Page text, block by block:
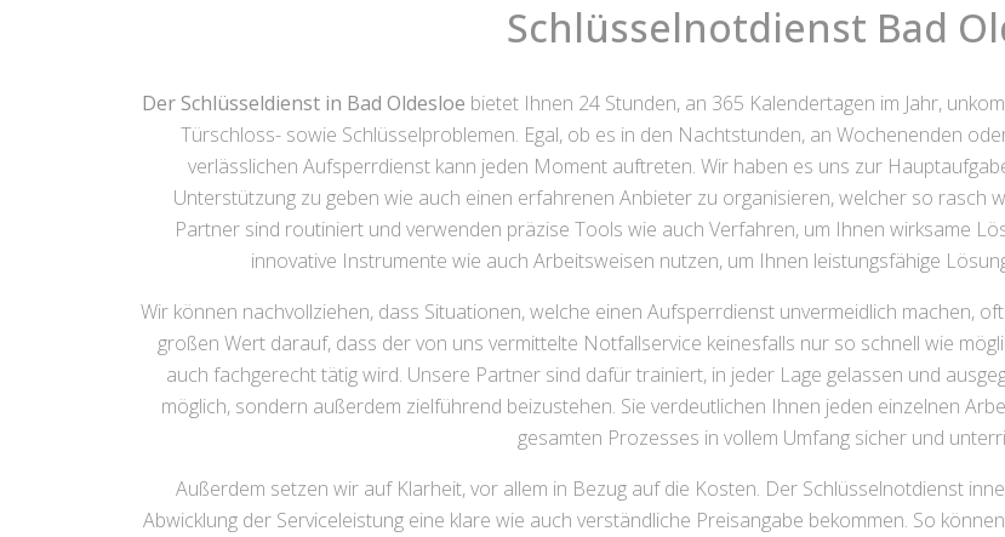
Schlüsselnotdienst Bad
Der Schlüsseldienst in Bad Oldesloe bietet Ihnen 24 Stunden, an 365 Kalendertagen im Jahr,
Türschloss- sowie Schlüsselproblemen. Egal, ob es in den Nachtstunden, an Wochenenden
verlässlichen Aufsperrdienst kann jeden Moment auftreten. Wir haben es uns zur
Unterstützung zu geben wie auch einen erfahrenen Anbieter zu organisieren, welcher so rasch
Partner sind routiniert und verwenden präzise Tools wie auch Verfahren, um Ihnen wirksame
innovative Instrumente wie auch Arbeitsweisen nutzen, um Ihnen leistungsfähige
Wir können nachvollziehen, dass Situationen, welche einen Aufsperrdienst unvermeidlich machen,
großen Wert darauf, dass der von uns vermittelte Notfallservice keinesfalls nur so schnell wie
auch fachgerecht tätig wird. Unsere Partner sind dafür trainiert, in jeder Lage gelassen und
möglich, sondern außerdem zielführend beizustehen. Sie verdeutlichen Ihnen jeden einzelnen
gesamten Prozesses in vollem Umfang sicher und
Außerdem setzen wir auf Klarheit, vor allem in Bezug auf die Kosten. Der Schlüsselnotdienst
Abwicklung der Serviceleistung eine klare wie auch verständliche Preisangabe bekommen. So